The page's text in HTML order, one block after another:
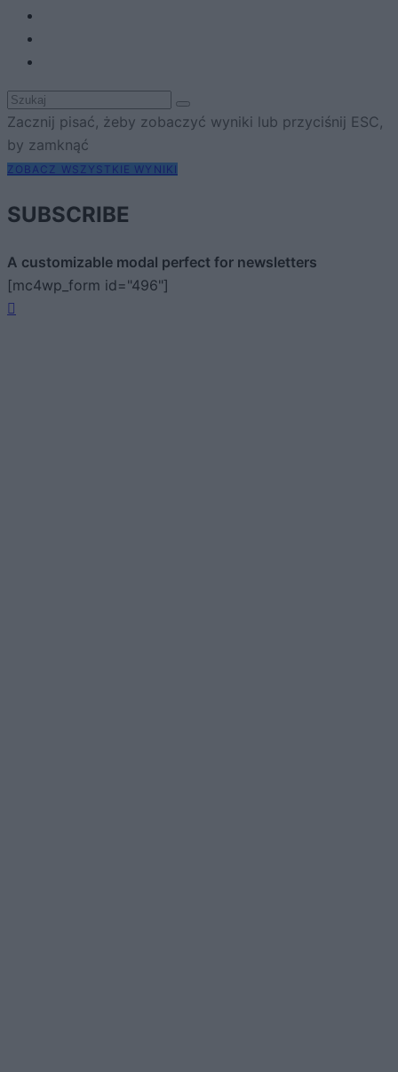
Zacznij pisać, żeby zobaczyć wyniki lub przyciśnij ESC,
by zamknąć
ZOBACZ WSZYSTKIE WYNIKI
SUBSCRIBE
A customizable modal perfect for newsletters
[mc4wp_form id="496"]